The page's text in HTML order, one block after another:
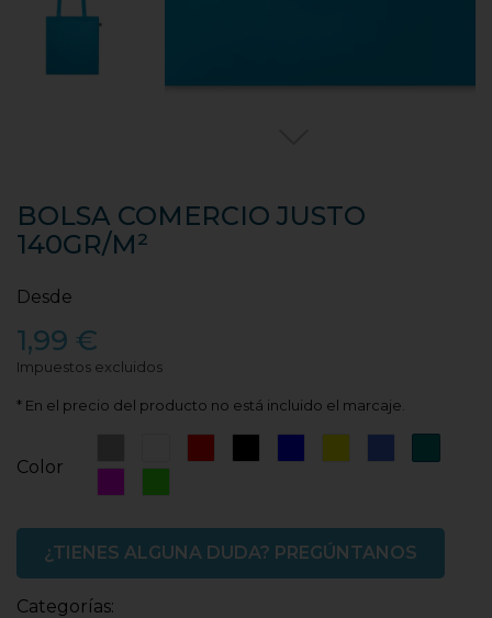
BOLSA COMERCIO JUSTO
140GR/M²
Desde
1,99 €
Impuestos excluidos
* En el precio del producto no está incluido el marcaje.
Color
Royal
FucsiaFluor
¿TIENES ALGUNA DUDA? PREGÚNTANOS
Categorías: